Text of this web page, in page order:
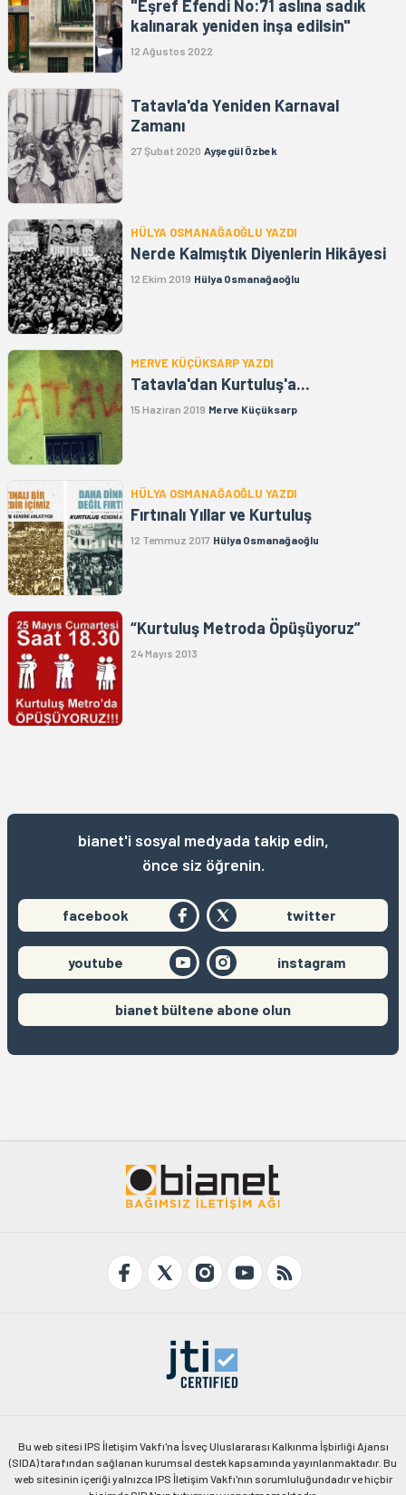
"Eşref Efendi No:71 aslına sadık
kalınarak yeniden inşa edilsin"
12 Ağustos 2022
Tatavla'da Yeniden Karnaval
Zamanı
27 Şubat 2020 Ayşegül Özbek
HÜLYA OSMANAĞAOĞLU YAZDI
Nerde Kalmıştık Diyenlerin Hikâyesi
12 Ekim 2019 Hülya Osmanağaoğlu
MERVE KÜÇÜKSARP YAZDI
Tatavla'dan Kurtuluş'a...
15 Haziran 2019 Merve Küçüksarp
HÜLYA OSMANAĞAOĞLU YAZDI
Fırtınalı Yıllar ve Kurtuluş
12 Temmuz 2017 Hülya Osmanağaoğlu
“Kurtuluş Metroda Öpüşüyoruz”
24 Mayıs 2013
bianet'i sosyal medyada takip edin,
önce siz öğrenin.
facebook twitter
youtube instagram
bianet bültene abone olun
Bu web sitesi IPS İletişim Vakfı'na İsveç Uluslararası Kalkınma İşbirliği Ajansı
(SIDA) tarafından sağlanan kurumsal destek kapsamında yayınlanmaktadır. Bu
web sitesinin içeriği yalnızca IPS İletişim Vakfı'nın sorumluluğundadır ve hiçbir